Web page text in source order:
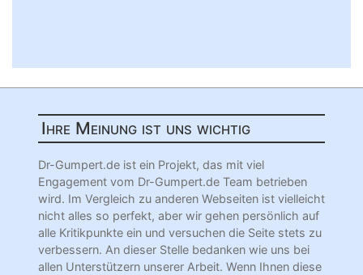
Ihre Meinung ist uns wichtig
Dr-Gumpert.de ist ein Projekt, das mit viel
Engagement vom Dr-Gumpert.de Team betrieben
wird. Im Vergleich zu anderen Webseiten ist vielleicht
nicht alles so perfekt, aber wir gehen persönlich auf
alle Kritikpunkte ein und versuchen die Seite stets zu
verbessern. An dieser Stelle bedanken wie uns bei
allen Unterstützern unserer Arbeit. Wenn Ihnen diese